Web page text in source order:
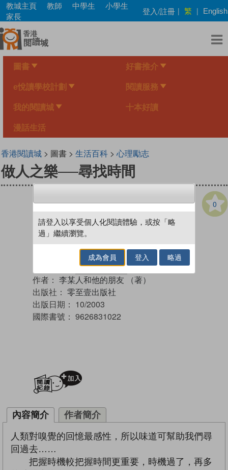
Skip
main
content
教城主頁 教師 中學生
小學生
家長
登入/註冊 | 繁 | English
圖書 好書推介
e悅讀學校計劃 閱讀服務
我的閱讀城 十本好讀
漫話生活
香港閱讀城> 圖書 > 生活百科> 心理勵志
做人之樂──尋找時間
0
作者： 李某人和他的朋友 （著）
出版社： 零至壹出版社
出版日期： 10/2003
國際書號： 9626831022
內容簡介 作者簡介
人類對嗅覺的回憶最感性，所以味道可幫助我們尋
回過去……
把握時機較把握時間更重要，時機過了，再多
請登入以享受個人化閱讀體驗，或按「略
過」繼續瀏覽。
成為會員 登入 略過